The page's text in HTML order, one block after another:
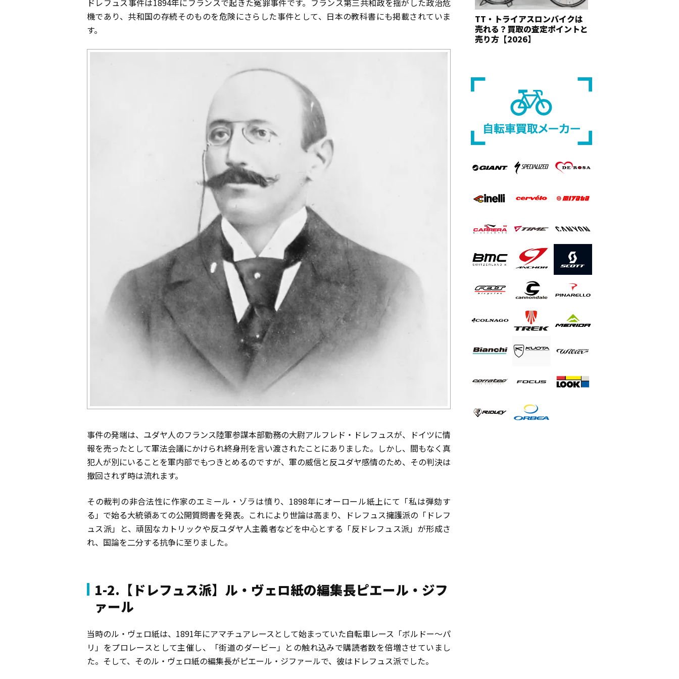
ドレフュス事件は1894年にフランスで起きた冤罪事件です。フランス第三共和政を揺がした政治危
機であり、共和国の存続そのものを危険にさらした事件として、日本の教科書にも掲載されていま
す。
事件の発端は、ユダヤ人のフランス陸軍参謀本部勤務の大尉アルフレド・ドレフュスが、ドイツに情
報を売ったとして軍法会議にかけられ終身刑を言い渡されたことにありました。しかし、間もなく真
犯人が別にいることを軍内部でもつきとめるのですが、軍の威信と反ユダヤ感情のため、その判決は
撤回されず時は流れます。
その裁判の非合法性に作家のエミール・ゾラは憤り、1898年にオーロール紙上にて「私は弾劾す
る」で始る大統領あての公開質問書を発表。これにより世論は高まり、ドレフュス擁護派の「ドレフ
ュス派」と、頑固なカトリックや反ユダヤ人主義者などを中心とする「反ドレフュス派」が形成さ
れ、国論を二分する抗争に至りました。
1-2.【ドレフュス派】ル・ヴェロ紙の編集長ピエール・ジフ
ァール
当時のル・ヴェロ紙は、1891年にアマチュアレースとして始まっていた自転車レース「ボルドー〜パ
リ」をプロレースとして主催し、「街道のダービー」との触れ込みで購読者数を倍増させていまし
た。そして、そのル・ヴェロ紙の編集長がピエール・ジファールで、彼はドレフュス派でした。
TT・トライアスロンバイクは
売れる？買取の査定ポイントと
売り方【2026】
買取対象メーカー